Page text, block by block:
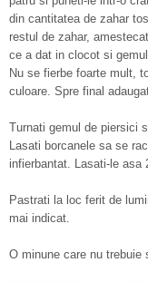
din cantitatea de zahar
restul de zahar,
ce a dat in clocot si
Nu se fierbe foarte mult,
culoare. Spre final
Turnati gemul de piersici
Lasati borcanele sa se
infierbantat. Lasati-le asa
Pastrati la loc ferit de
mai indicat.
O minune care nu trebuie